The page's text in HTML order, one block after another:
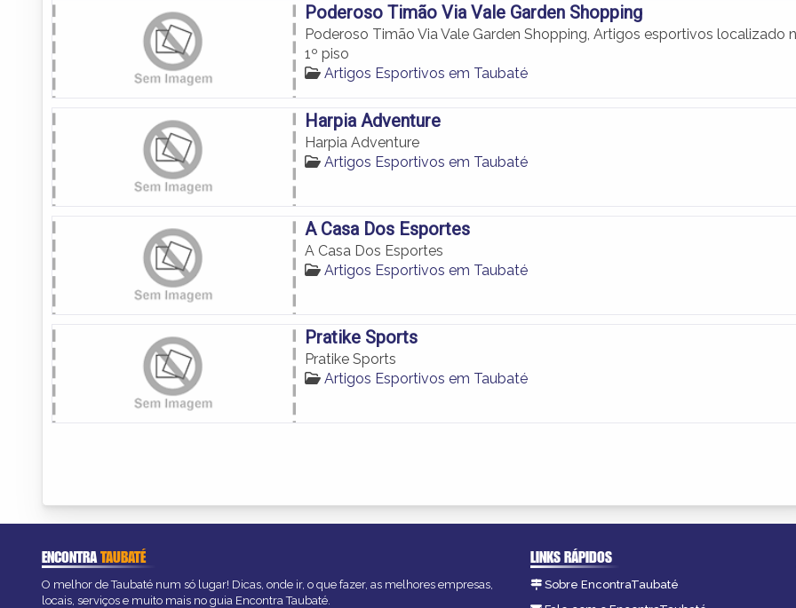
Poderoso Timão Via Vale Garden Shopping
Poderoso Timão Via Vale Garden Shopping, Artigos esportivos localizado
1º piso
Artigos Esportivos em Taubaté
Harpia Adventure
Harpia Adventure
Artigos Esportivos em Taubaté
A Casa Dos Esportes
A Casa Dos Esportes
Artigos Esportivos em Taubaté
Pratike Sports
Pratike Sports
Artigos Esportivos em Taubaté
ENCONTRATAUBATÉ
O melhor de Taubaté num só lugar! Dicas, onde ir, o que fazer, as melhores empresas,
locais, serviços e muito mais no guia Encontra Taubaté.
LINKS RÁPIDOS
Sobre EncontraTaubaté